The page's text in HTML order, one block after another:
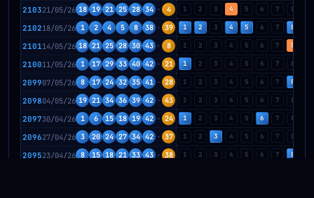
210321/05/26 18 19 21 25 28 34 4 1 2 3 4 5 6 7 8
210218/05/26 1 2 4 5 8 38 39 1 2 3 4 5 6 7 8
210114/05/26 18 21 25 28 30 43 8 1 2 3 4 5 6 7 8
210011/05/26 1 17 29 33 40 42 21 1 2 3 4 5 6 7 8
209907/05/26 8 17 24 32 35 41 28 1 2 3 4 5 6 7 8
209804/05/26 19 21 34 36 39 42 43 1 2 3 4 5 6 7 8
209730/04/26 1 6 15 18 19 42 24 1 2 3 4 5 6 7 8
209627/04/26 3 20 24 27 34 42 37 1 2 3 4 5 6 7 8
209523/04/26 8 15 18 21 33 43 38 1 2 3 4 5 6 7 8